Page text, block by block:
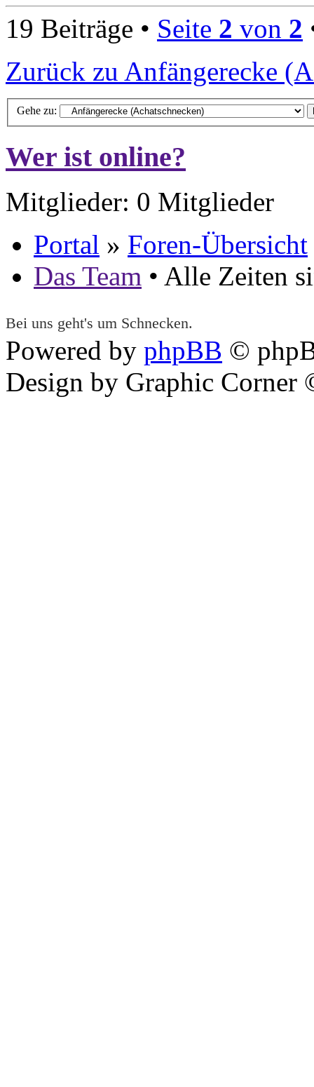
19 Beiträge • Seite 2 von 2
Zurück zu Anfängerecke
Gehe zu:
Wer ist online?
Mitglieder: 0 Mitglieder
Portal » Foren-Übersicht
Das Team • Alle Zeiten
Bei uns geht's um Schnecken.
Powered by phpBB ©
Design by Graphic Corner